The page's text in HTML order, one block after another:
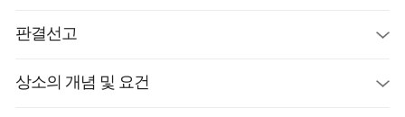
판결선고
상소의 개념 및 요건